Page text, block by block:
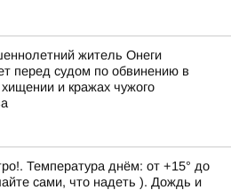
житель Онеги
перед судом по обвинению в
и кражах чужого
Температура днём: от +15° до
сами, что надеть ). Дождь и